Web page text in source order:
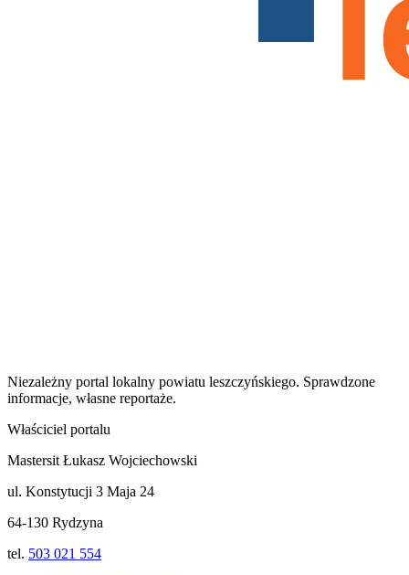
Niezależny portal lokalny powiatu leszczyńskiego. Sprawdzone
informacje, własne reportaże.
Właściciel portalu
Mastersit Łukasz Wojciechowski
ul. Konstytucji 3 Maja 24
64-130 Rydzyna
tel. 503 021 554